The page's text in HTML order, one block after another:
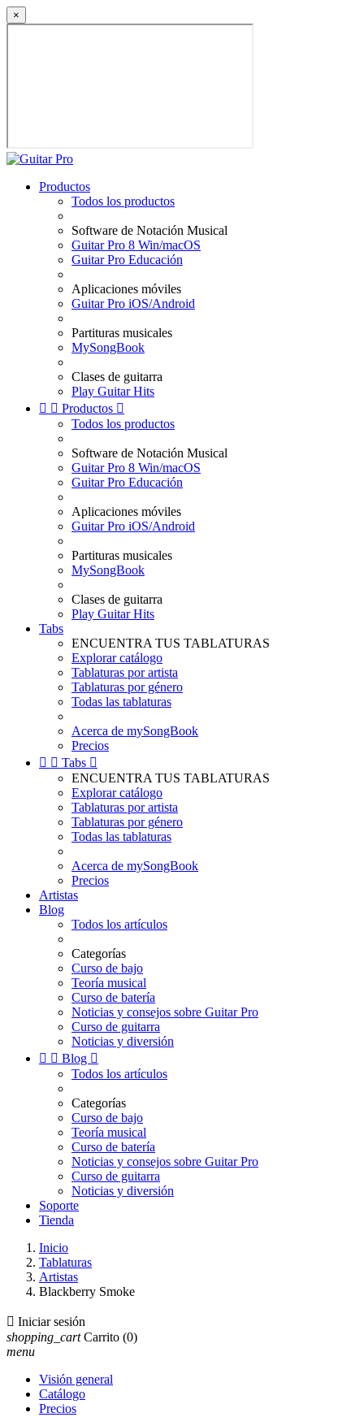
×
Productos
Todos los productos
Software de Notación Musical
Guitar Pro 8 Win/macOS
Guitar Pro Educación
Aplicaciones móviles
Guitar Pro iOS/Android
Partituras musicales
MySongBook
Clases de guitarra
Play Guitar Hits
  Productos 
Todos los productos
Software de Notación Musical
Guitar Pro 8 Win/macOS
Guitar Pro Educación
Aplicaciones móviles
Guitar Pro iOS/Android
Partituras musicales
MySongBook
Clases de guitarra
Play Guitar Hits
Tabs
ENCUENTRA TUS TABLATURAS
Explorar catálogo
Tablaturas por artista
Tablaturas por género
Todas las tablaturas
Acerca de mySongBook
Precios
  Tabs 
ENCUENTRA TUS TABLATURAS
Explorar catálogo
Tablaturas por artista
Tablaturas por género
Todas las tablaturas
Acerca de mySongBook
Precios
Artistas
Blog
Todos los artículos
Categorías
Curso de bajo
Teoría musical
Curso de batería
Noticias y consejos sobre Guitar Pro
Curso de guitarra
Noticias y diversión
  Blog 
Todos los artículos
Categorías
Curso de bajo
Teoría musical
Curso de batería
Noticias y consejos sobre Guitar Pro
Curso de guitarra
Noticias y diversión
Soporte
Tienda
Inicio
Tablaturas
Artistas
Blackberry Smoke
 Iniciar sesión
shopping_cart Carrito (0)
menu
Visión general
Catálogo
Precios